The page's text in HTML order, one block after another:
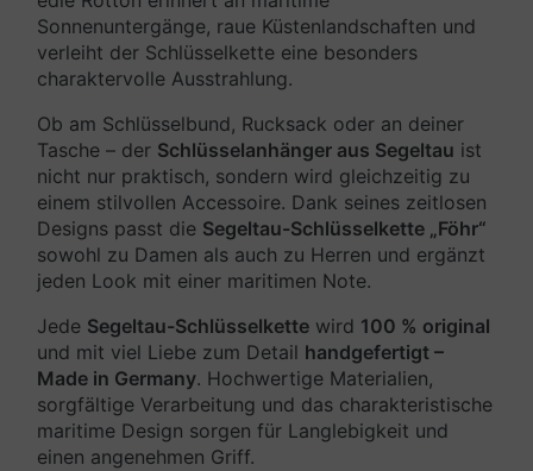
Sonnenuntergänge, raue Küstenlandschaften und
verleiht der Schlüsselkette eine besonders
charaktervolle Ausstrahlung.
Ob am Schlüsselbund, Rucksack oder an deiner
Tasche – der Schlüsselanhänger aus Segeltau ist
nicht nur praktisch, sondern wird gleichzeitig zu
einem stilvollen Accessoire. Dank seines zeitlosen
Designs passt die Segeltau-Schlüsselkette „Föhr“
sowohl zu Damen als auch zu Herren und ergänzt
jeden Look mit einer maritimen Note.
Jede Segeltau-Schlüsselkette wird 100 % original
und mit viel Liebe zum Detail handgefertigt –
Made in Germany. Hochwertige Materialien,
sorgfältige Verarbeitung und das charakteristische
maritime Design sorgen für Langlebigkeit und
einen angenehmen Griff.